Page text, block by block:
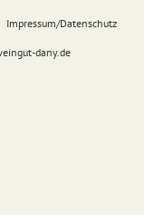
Impressum/Datenschutz
dany.de